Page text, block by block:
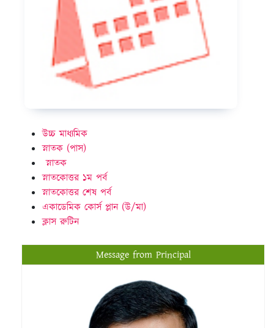
উচ্চ মাধ্যমিক
স্নাতক (পাস)
স্নাতক
স্নাতকোত্তর ১ম পর্ব
স্নাতকোত্তর শেষ পর্ব
একাডেমিক কোর্স প্লান (উ/মা)
ক্লাস রুটিন
Message from Principal